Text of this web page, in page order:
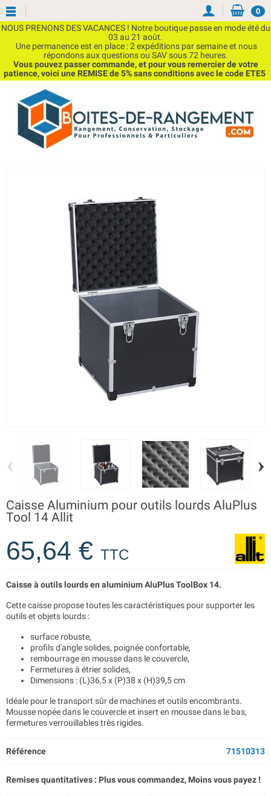
NOUS PRENONS DES VACANCES ! Notre boutique passe en mode été du
03 au 21 août.
Une permanence est en place : 2 expéditions par semaine et nous
répondons aux questions ou SAV sous 72 heures.
Vous pouvez passer commande, et pour vous remercier de votre
patience, voici une REMISE de 5% sans conditions avec le code ETE5
0
‹ ›
Caisse Aluminium pour outils lourds AluPlus
Tool 14 Allit
65,64 € TTC
Caisse à outils lourds en aluminium AluPlus ToolBox 14.
Cette caisse propose toutes les caractéristiques pour supporter les
outils et objets lourds :
surface robuste,
profils d'angle solides, poignée confortable,
rembourrage en mousse dans le couvercle,
Fermetures à étrier solides,
Dimensions : (L)36,5 x (P)38 x (H)39,5 cm
Idéale pour le transport sûr de machines et outils encombrants.
Mousse nopée dans le couvercle et insert en mousse dans le bas,
fermetures verrouillables très rigides.
Référence 71510313
Remises quantitatives : Plus vous commandez, Moins vous payez !